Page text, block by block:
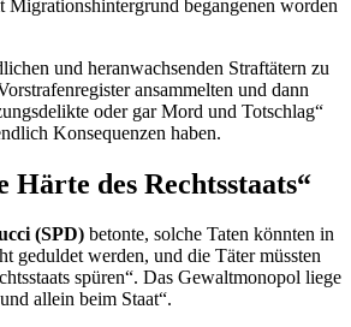
Migrationshintergrund begangenen worden
und heranwachsenden Straftätern zu
ansammelten und dann
oder gar Mord und Totschlag“
Konsequenzen haben.
Härte des Rechtsstaats“
(SPD) betonte, solche Taten könnten in
geduldet werden, und die Täter müssten
spüren“. Das Gewaltmonopol liege
allein beim Staat“.